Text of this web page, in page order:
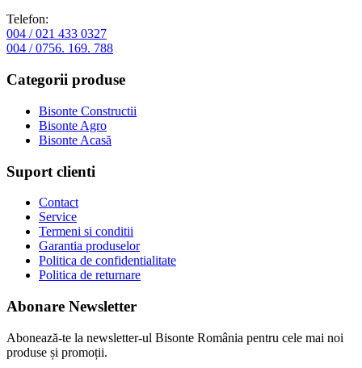
Telefon:
004 / 021 433 0327
004 / 0756. 169. 788
Categorii produse
Bisonte Constructii
Bisonte Agro
Bisonte Acasă
Suport clienti
Contact
Service
Termeni si conditii
Garantia produselor
Politica de confidentialitate
Politica de returnare
Abonare Newsletter
Abonează-te la newsletter-ul Bisonte România pentru cele mai noi
produse și promoții.